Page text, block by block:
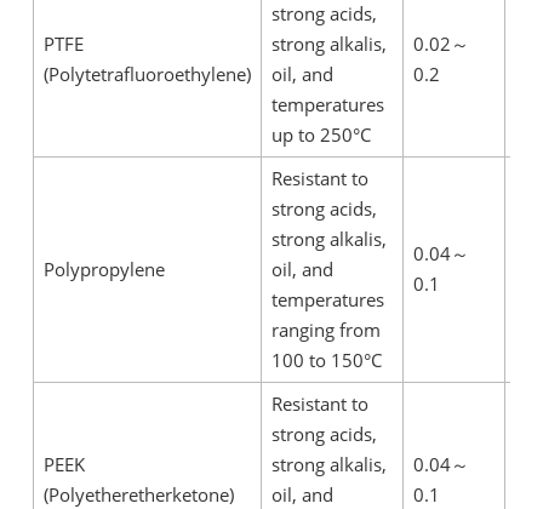
PTFE
(Polytetrafluoroethylene)
strong acids,
strong alkalis,
oil, and
temperatures
up to 250°C
0.02 ～
0.2
Polypropylene
Resistant to
strong acids,
strong alkalis,
oil, and
temperatures
ranging from
100 to 150°C
0.04～
0.1
PEEK
(Polyetheretherketone)
Resistant to
strong acids,
strong alkalis,
oil, and
0.04～
0.1